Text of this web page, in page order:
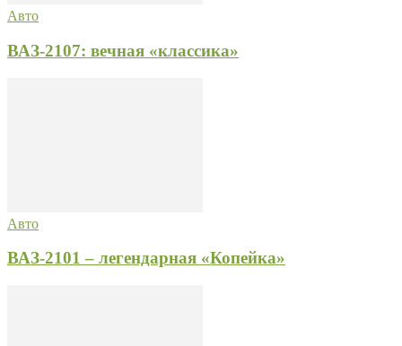
Авто
ВАЗ-2107: вечная «классика»
Авто
ВАЗ-2101 – легендарная «Копейка»